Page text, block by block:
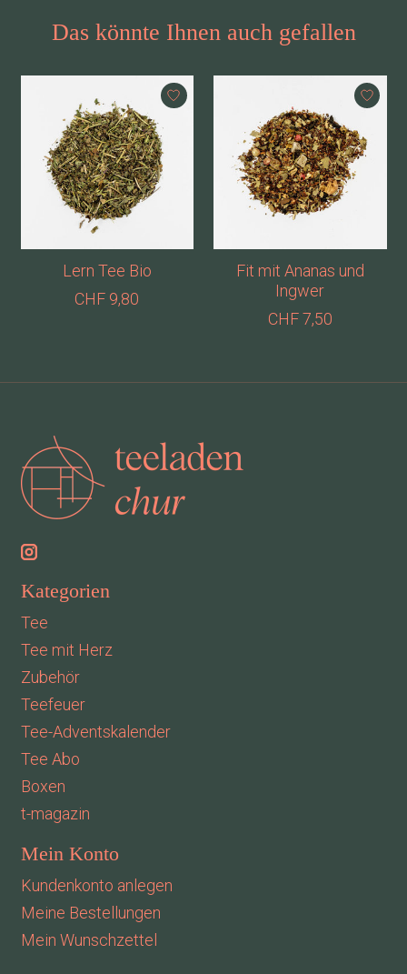
Das könnte Ihnen auch gefallen
Produkt-Karussell-Artikel
Lern Tee Bio
CHF 9,80
Fit mit Ananas und
Ingwer
CHF 7,50
Kategorien
Tee
Tee mit Herz
Zubehör
Teefeuer
Tee-Adventskalender
Tee Abo
Boxen
t-magazin
Mein Konto
Kundenkonto anlegen
Meine Bestellungen
Mein Wunschzettel